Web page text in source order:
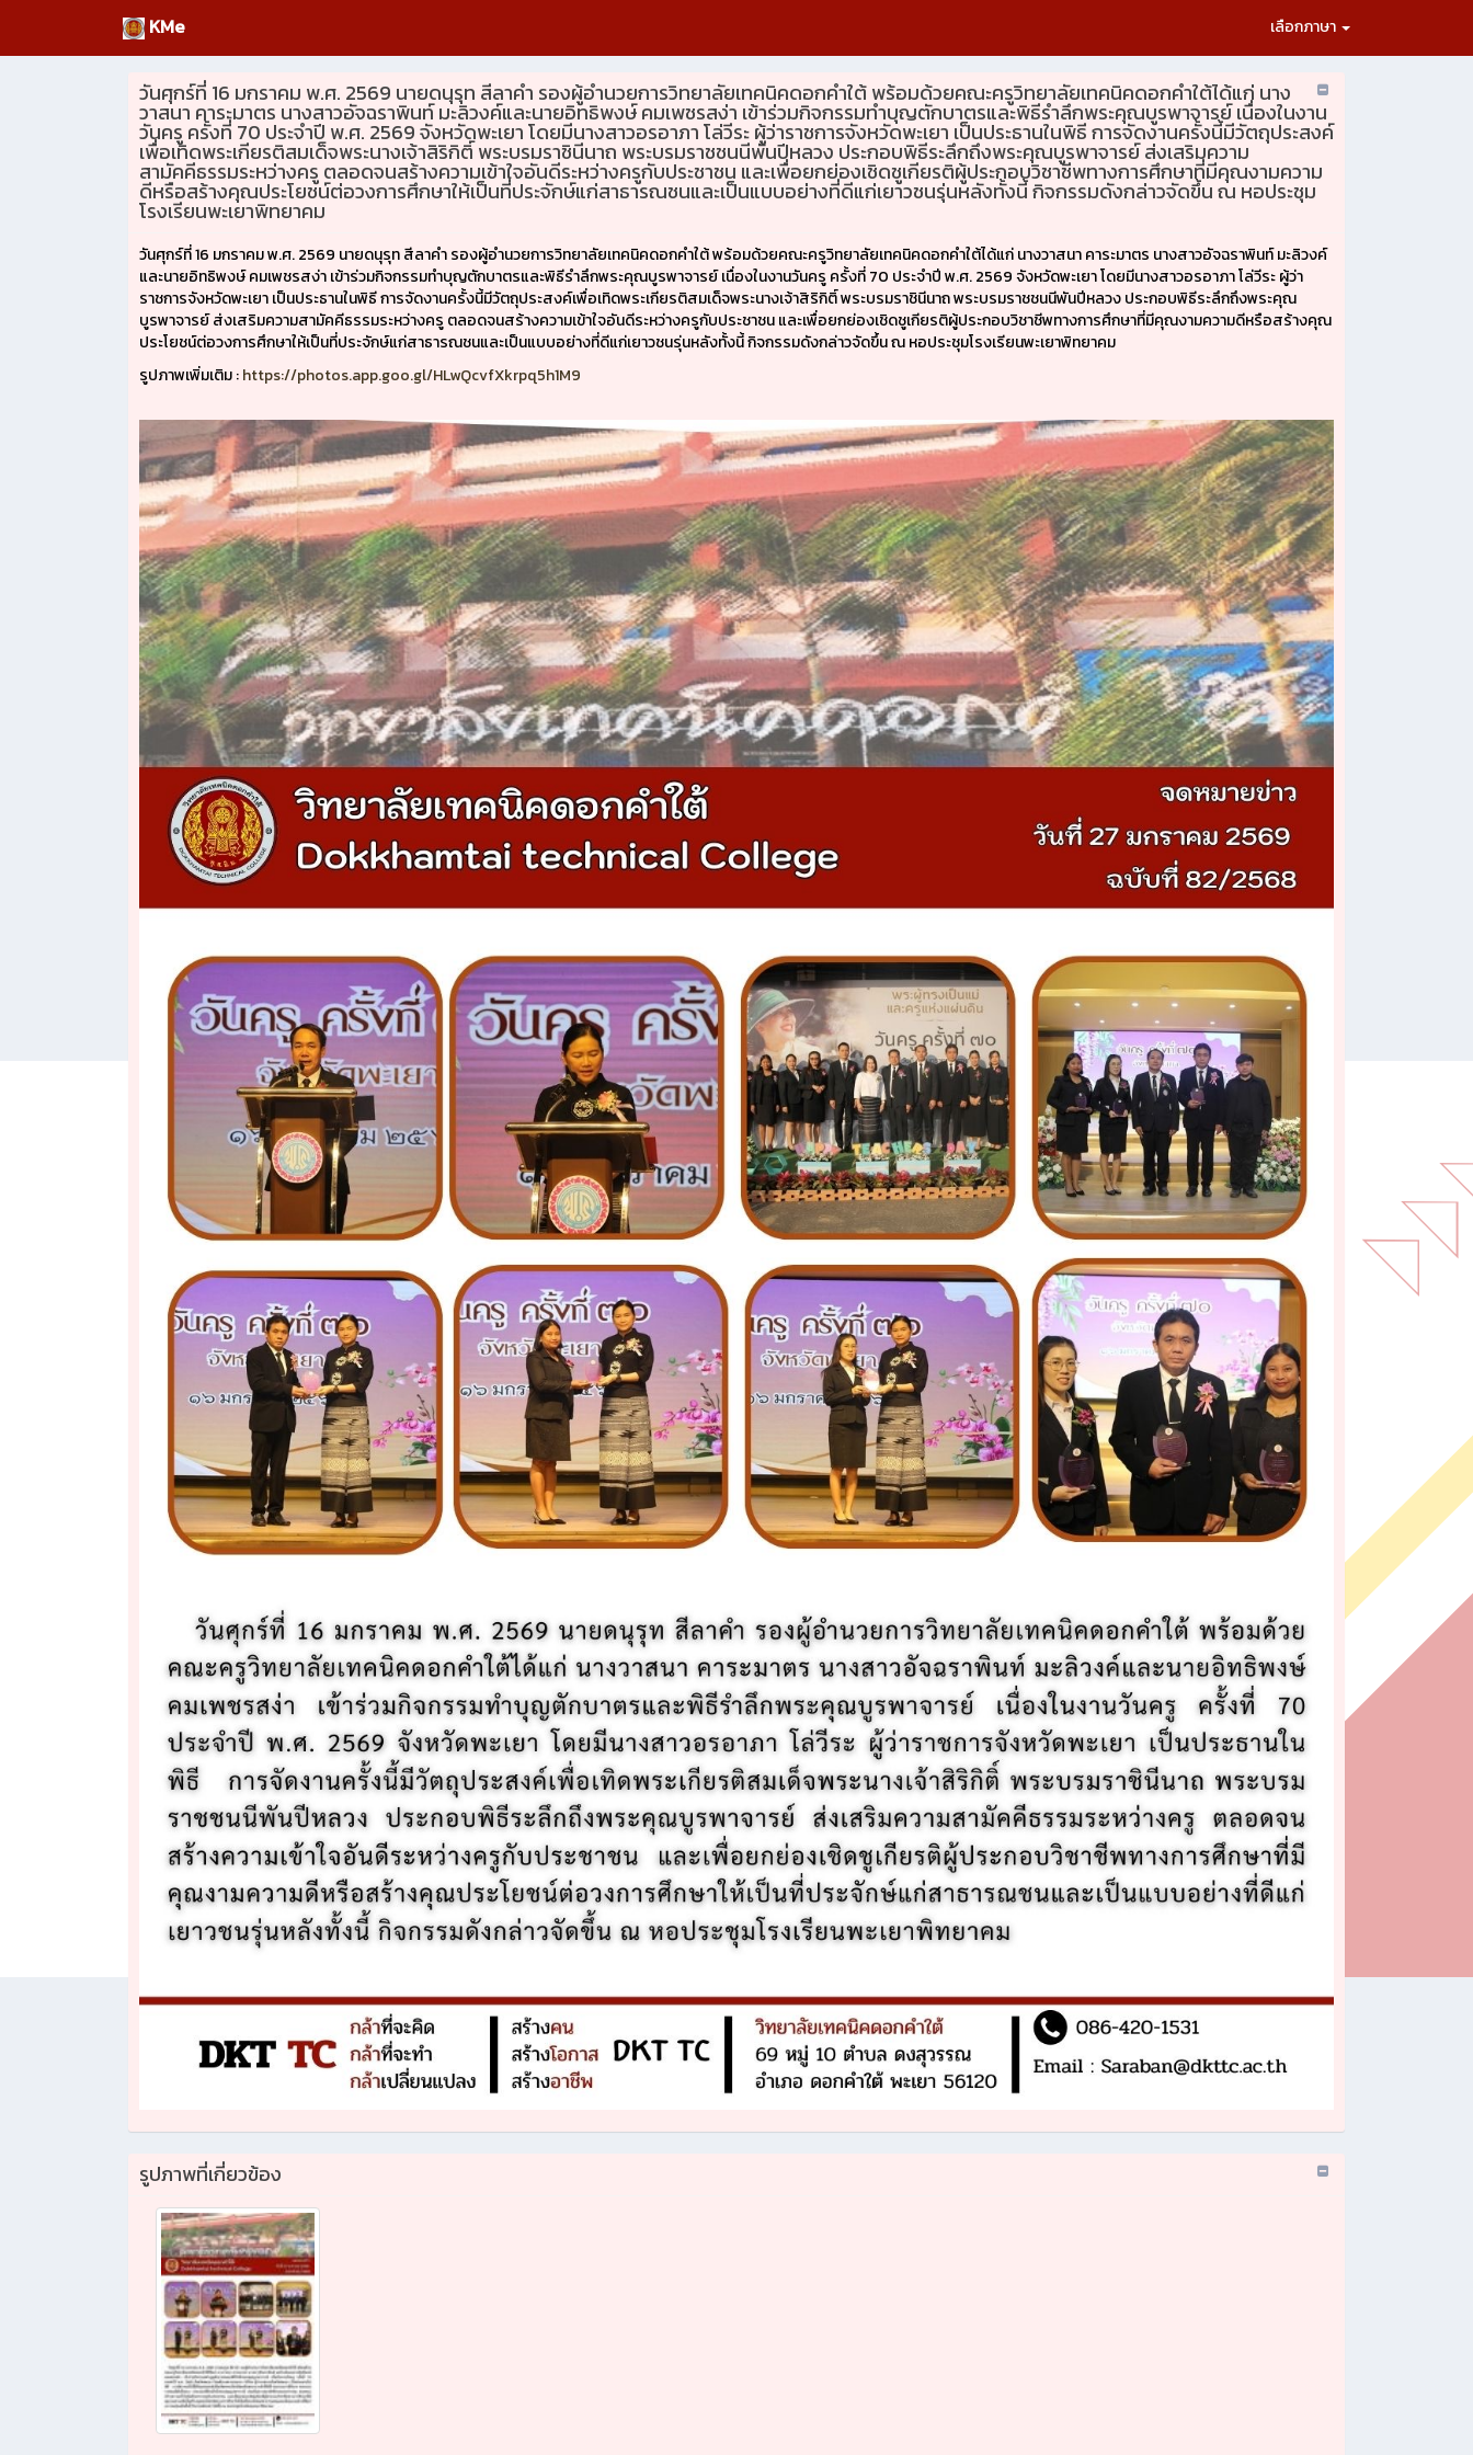
KMe เลือกภาษา
วันศุกร์ที่ 16 มกราคม พ.ศ. 2569 นายดนุรุท สีลาคำ รองผู้อำนวยการวิทยาลัยเทคนิคดอกคำใต้ พร้อมด้วยคณะครูวิทยาลัยเทคนิคดอกคำใต้ได้แก่ นาง
วาสนา คาระมาตร นางสาวอัจฉราพินท์ มะลิวงค์และนายอิทธิพงษ์ คมเพชรสง่า เข้าร่วมกิจกรรมทำบุญตักบาตรและพิธีรำลึกพระคุณบูรพาจารย์ เนื่องในงาน
วันครู ครั้งที่ 70 ประจำปี พ.ศ. 2569 จังหวัดพะเยา โดยมีนางสาวอรอาภา โล่วีระ ผู้ว่าราชการจังหวัดพะเยา เป็นประธานในพิธี การจัดงานครั้งนี้มีวัตถุประสงค์
เพื่อเทิดพระเกียรติสมเด็จพระนางเจ้าสิริกิติ์ พระบรมราชินีนาถ พระบรมราชชนนีพันปีหลวง ประกอบพิธีระลึกถึงพระคุณบูรพาจารย์ ส่งเสริมความ
สามัคคีธรรมระหว่างครู ตลอดจนสร้างความเข้าใจอันดีระหว่างครูกับประชาชน และเพื่อยกย่องเชิดชูเกียรติผู้ประกอบวิชาชีพทางการศึกษาที่มีคุณงามความ
ดีหรือสร้างคุณประโยชน์ต่อวงการศึกษาให้เป็นที่ประจักษ์แก่สาธารณชนและเป็นแบบอย่างที่ดีแก่เยาวชนรุ่นหลังทั้งนี้ กิจกรรมดังกล่าวจัดขึ้น ณ หอประชุม
โรงเรียนพะเยาพิทยาคม
วันศุกร์ที่ 16 มกราคม พ.ศ. 2569 นายดนุรุท สีลาคำ รองผู้อำนวยการวิทยาลัยเทคนิคดอกคำใต้ พร้อมด้วยคณะครูวิทยาลัยเทคนิคดอกคำใต้ได้แก่ นางวาสนา คาระมาตร นางสาวอัจฉราพินท์ มะลิวงค์
และนายอิทธิพงษ์ คมเพชรสง่า เข้าร่วมกิจกรรมทำบุญตักบาตรและพิธีรำลึกพระคุณบูรพาจารย์ เนื่องในงานวันครู ครั้งที่ 70 ประจำปี พ.ศ. 2569 จังหวัดพะเยา โดยมีนางสาวอรอาภา โล่วีระ ผู้ว่า
ราชการจังหวัดพะเยา เป็นประธานในพิธี การจัดงานครั้งนี้มีวัตถุประสงค์เพื่อเทิดพระเกียรติสมเด็จพระนางเจ้าสิริกิติ์ พระบรมราชินีนาถ พระบรมราชชนนีพันปีหลวง ประกอบพิธีระลึกถึงพระคุณ
บูรพาจารย์ ส่งเสริมความสามัคคีธรรมระหว่างครู ตลอดจนสร้างความเข้าใจอันดีระหว่างครูกับประชาชน และเพื่อยกย่องเชิดชูเกียรติผู้ประกอบวิชาชีพทางการศึกษาที่มีคุณงามความดีหรือสร้างคุณ
ประโยชน์ต่อวงการศึกษาให้เป็นที่ประจักษ์แก่สาธารณชนและเป็นแบบอย่างที่ดีแก่เยาวชนรุ่นหลังทั้งนี้ กิจกรรมดังกล่าวจัดขึ้น ณ หอประชุมโรงเรียนพะเยาพิทยาคม
รูปภาพเพิ่มเติม :https://photos.app.goo.gl/HLwQcvfXkrpq5h1M9
รูปภาพที่เกี่ยวข้อง